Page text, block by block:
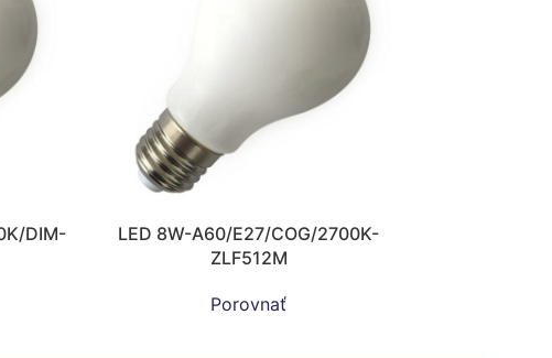
DIM-
LED 8W-A60/E27/COG/2700K-
ZLF512M
Porovnať